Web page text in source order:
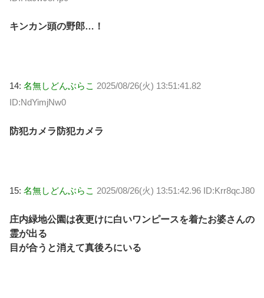
キンカン頭の野郎…！
14: 名無しどんぶらこ 2025/08/26(火) 13:51:41.82
ID:NdYimjNw0
防犯カメラ防犯カメラ
15: 名無しどんぶらこ 2025/08/26(火) 13:51:42.96 ID:Krr8qcJ80
庄内緑地公園は夜更けに白いワンピースを着たお婆さんの
霊が出る
目が合うと消えて真後ろにいる